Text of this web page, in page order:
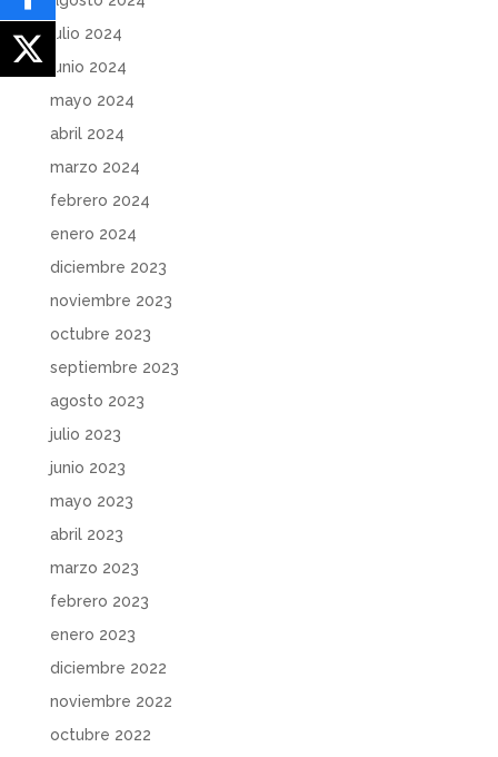
julio 2024
junio 2024
mayo 2024
abril 2024
marzo 2024
febrero 2024
enero 2024
diciembre 2023
noviembre 2023
octubre 2023
septiembre 2023
agosto 2023
julio 2023
junio 2023
mayo 2023
abril 2023
marzo 2023
febrero 2023
enero 2023
diciembre 2022
noviembre 2022
octubre 2022